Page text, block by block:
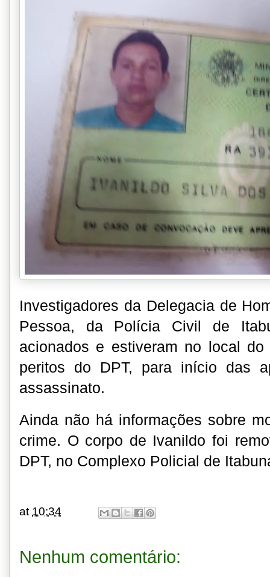
Investigadores da Delegacia de
Pessoa, da Polícia Civil de
acionados e estiveram no local
peritos do DPT, para início das
assassinato.
Ainda não há informações sobre
crime. O corpo de Ivanildo foi
DPT, no Complexo Policial de
at 10:34
Nenhum comentário: